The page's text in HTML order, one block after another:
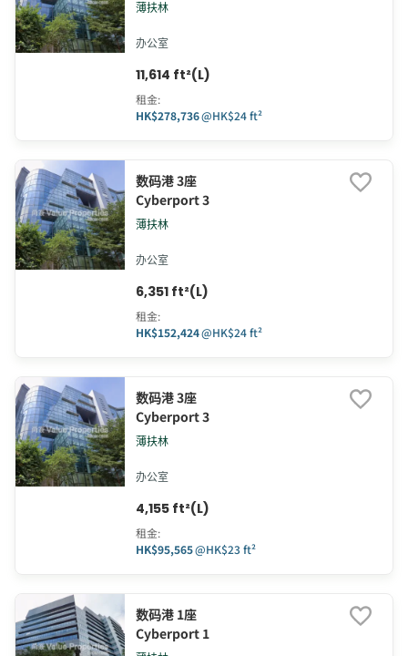
薄扶林
办公室
11,614 ft²(L)
租金:
HK$278,736@HK$24 ft²
数码港 3座
Cyberport 3
薄扶林
办公室
6,351 ft²(L)
租金:
HK$152,424@HK$24 ft²
数码港 3座
Cyberport 3
薄扶林
办公室
4,155 ft²(L)
租金:
HK$95,565@HK$23 ft²
数码港 1座
Cyberport 1